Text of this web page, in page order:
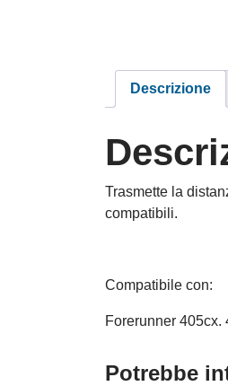
Descrizione
Trasmette la
compatibili.
Compatibile con:
Forerunner 405cx.
Potrebbe